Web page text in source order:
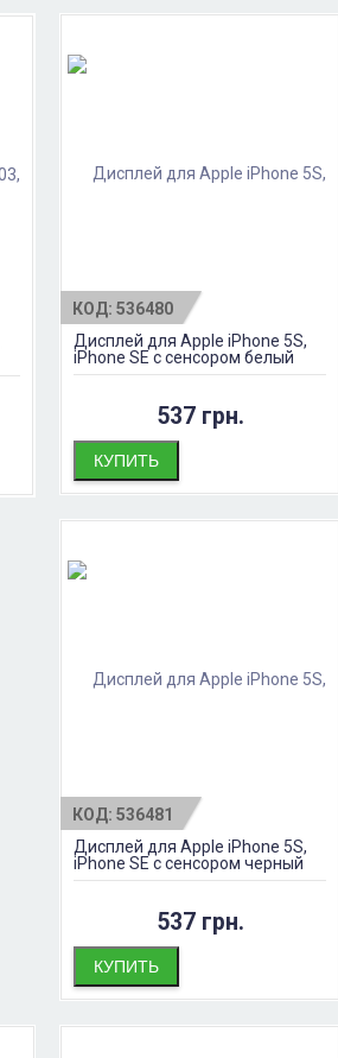
КОД: 536480
Дисплей для Apple iPhone 5S,
iPhone SE с сенсором белый
537 грн.
КУПИТЬ
КОД: 536481
Дисплей для Apple iPhone 5S,
iPhone SE с сенсором черный
537 грн.
КУПИТЬ